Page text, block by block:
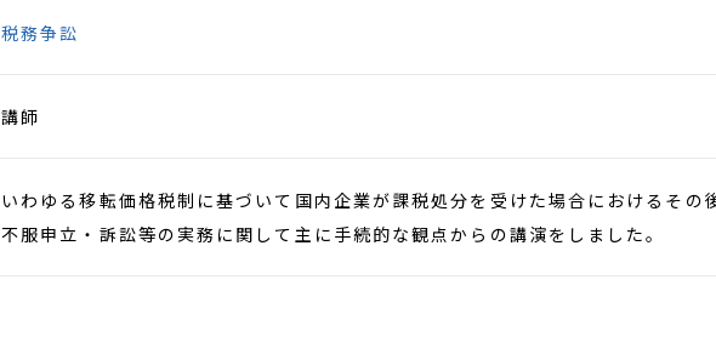
税務争訟
講師
いわゆる移転価格税制に基づいて国内企業が課税処分を受けた場合におけるその
不服申立・訴訟等の実務に関して主に手続的な観点からの講演をしました。